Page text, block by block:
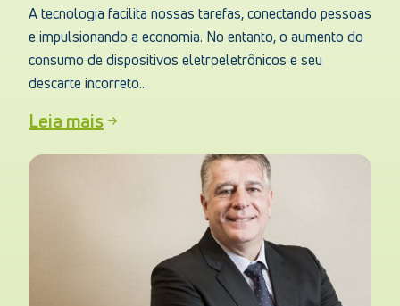
A tecnologia facilita nossas tarefas, conectando pessoas
e impulsionando a economia. No entanto, o aumento do
consumo de dispositivos eletroeletrônicos e seu
descarte incorreto...
Leia mais